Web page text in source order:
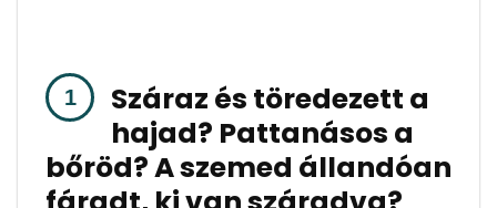
Száraz és töredezett a
hajad? Pattanásos a
bőröd? A szemed állandóan